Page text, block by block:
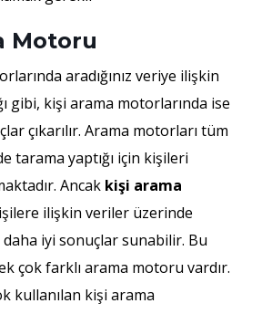
Motoru
aradığınız veriye ilişkin
gibi, kişi arama motorlarında ise
çıkarılır. Arama motorları tüm
tarama yaptığı için kişileri
Ancak kişi arama
ilişkin veriler üzerinde
daha iyi sonuçlar sunabilir. Bu
çok farklı arama motoru vardır.
kullanılan kişi arama